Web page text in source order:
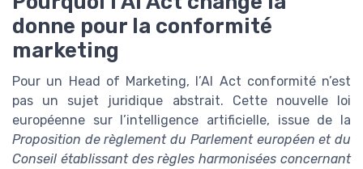
donne pour la conformité
marketing
Pour un Head of Marketing, l’AI Act conformité n’est
pas un sujet juridique abstrait. Cette nouvelle loi
européenne sur l’intelligence artificielle, issue de la
Proposition de règlement du Parlement européen et du
Conseil établissant des règles harmonisées concernant